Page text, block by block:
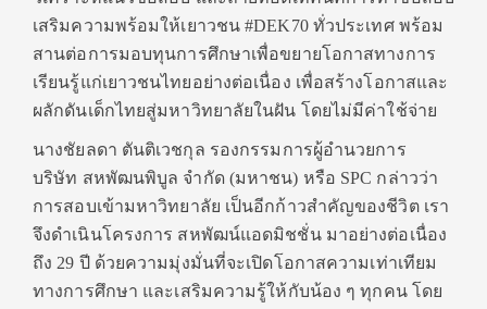
เสริมความพร้อมให้เยาวชน #DEK70 ทั่วประเทศ พร้อม
สานต่อการมอบทุนการศึกษาเพื่อขยายโอกาสทางการ
เรียนรู้แก่เยาวชนไทยอย่างต่อเนื่อง เพื่อสร้างโอกาสและ
ผลักดันเด็กไทยสู่มหาวิทยาลัยในฝัน โดยไม่มีค่าใช้จ่าย
นางชัยลดา ตันติเวชกุล รองกรรมการผู้อำนวยการ
บริษัท สหพัฒนพิบูล จำกัด (มหาชน) หรือ SPC กล่าวว่า
การสอบเข้ามหาวิทยาลัย เป็นอีกก้าวสำคัญของชีวิต เรา
จึงดำเนินโครงการ สหพัฒน์แอดมิชชั่น มาอย่างต่อเนื่อง
ถึง 29 ปี ด้วยความมุ่งมั่นที่จะเปิดโอกาสความเท่าเทียม
ทางการศึกษา และเสริมความรู้ให้กับน้อง ๆ ทุกคน โดย